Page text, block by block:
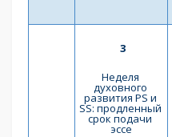
3
Неделя
духовного
развития PS и
SS: продленный
срок подачи
эссе